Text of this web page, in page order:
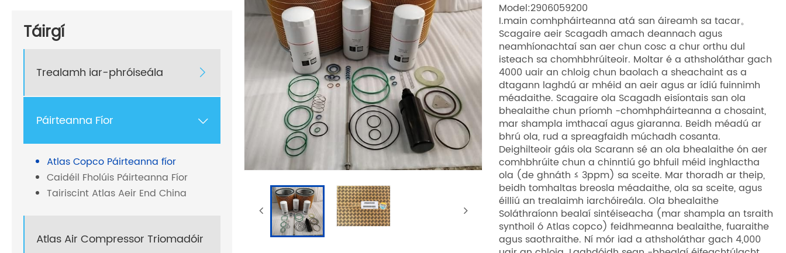
Táirgí
Trealamh iar-phróiseála 
Páirteanna Fíor 
Atlas Copco Páirteanna fíor
Caidéil Fholúis Páirteanna Fíor
Tairiscint Atlas Aeir End China
Atlas Air Compressor Triomadóir
Model:2906059200
I.main comhpháirteanna atá san áireamh sa tacar。
Scagaire aeir Scagadh amach deannach agus
neamhíonachtaí san aer chun cosc ​​a chur orthu dul
isteach sa chomhbhrúiteoir. Moltar é a athsholáthar gach
4000 uair an chloig chun baolach a sheachaint as a
dtagann laghdú ar mhéid an aeir agus ar ídiú fuinnimh
méadaithe. Scagaire ola Scagadh eisíontais san ola
bhealaithe chun príomh -chomhpháirteanna a chosaint,
mar shampla imthacaí agus giaranna. Beidh méadú ar
bhrú ola, rud a spreagfaidh múchadh cosanta.
Deighilteoir gáis ola Scarann ​​sé an ola bhealaithe ón aer
comhbhrúite chun a chinntiú go bhfuil méid inghlactha
ola (de ghnáth ≤ 3ppm) sa sceite. Mar thoradh ar theip,
beidh tomhaltas breosla méadaithe, ola sa sceite, agus
éilliú an trealaimh iarchóireála. Ola bhealaithe
Soláthraíonn bealaí sintéiseacha (mar shampla an tsraith
synthoil ó Atlas copco) feidhmeanna bealaithe, fuaraithe
agus saothraithe. Ní mór iad a athsholáthar gach 4,000